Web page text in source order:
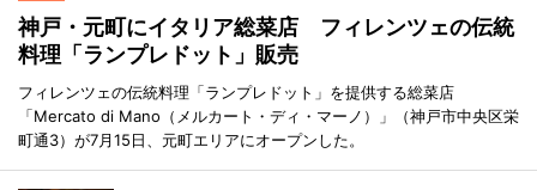
神戸・元町にイタリア総菜店 フィレンツェの伝統
料理「ランプレドット」販売
フィレンツェの伝統料理「ランプレドット」を提供する総菜店
「Mercato di Mano（メルカート・ディ・マーノ）」（神戸市中央区栄
町通3）が7月15日、元町エリアにオープンした。